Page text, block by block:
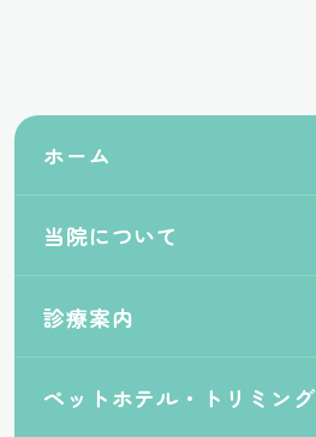
ホーム
当院について
診療案内
ペットホテル・トリミング